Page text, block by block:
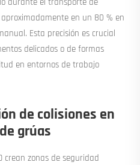
durante el transporte de
en un 80 % en
Esta precisión es crucial
delicados o de formas
en entornos de trabajo
de colisiones en
grúas
crean zonas de seguridad